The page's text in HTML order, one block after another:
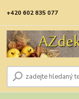
+420 602 835 077